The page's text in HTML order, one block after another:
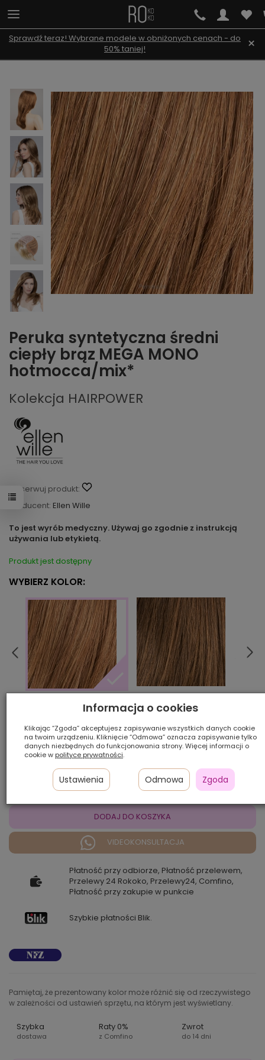
Sprawdź teraz! Wybrane modele w obniżonych cenach - do
50% taniej!
×
Peruka syntetyczna średni
ciepły brąz MEGA MONO
hotmocca/mix*
Kolekcja HAIRPOWER
Obserwuj produkt:
Producent: Ellen Wille
To jest wyrób medyczny. Używaj go zgodnie z instrukcją
używania lub etykietą.
Produkt jest dostępny
WYBIERZ KOLOR:
Ilość szt.:
1 750,00 zł
DODAJ DO KOSZYKA
VIDEOKONSULTACJA
Płatność przy odbiorze, Płatność przelewem,
Przelewy 24 Rokoko, Przelewy24, Comfino,
Płatność przy zakupie w punkcie
Szybkie płatności Blik.
Pamiętaj, że prezentowany kolor może różnić się od rzeczywistego
w zależności od ustawień sprzętu, na którym jest wyświetlany.
Szybka
dostawa
Raty 0%
z Comfino
Zwrot
do 14 dni
Informacja o cookies
Klikając “Zgoda” akceptujesz zapisywanie wszystkich danych cookie
na twoim urządzeniu. Kliknięcie “Odmowa” oznacza zapisywanie tylko
danych niezbędnych do funkcjonowania strony. Więcej informacji o
cookie w polityce prywatności.
Ustawienia Odmowa Zgoda